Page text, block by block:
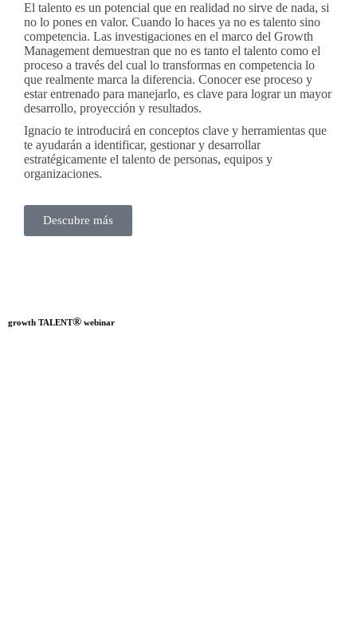
El talento es un potencial que en realidad no sirve de nada, si
no lo pones en valor. Cuando lo haces ya no es talento sino
competencia. Las investigaciones en el marco del Growth
Management demuestran que no es tanto el talento como el
proceso a través del cual lo transformas en competencia lo
que realmente marca la diferencia. Conocer ese proceso y
estar entrenado para manejarlo, es clave para lograr un mayor
desarrollo, proyección y resultados.
Ignacio te introducirá en conceptos clave y herramientas que
te ayudarán a identificar, gestionar y desarrollar
estratégicamente el talento de personas, equipos y
organizaciones.
Descubre más
growth TALENT® webinar